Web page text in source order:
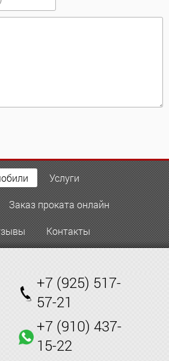
Услуги
Заказ проката онлайн
Контакты
+7 (925) 517-
57-21
+7 (910) 437-
15-22